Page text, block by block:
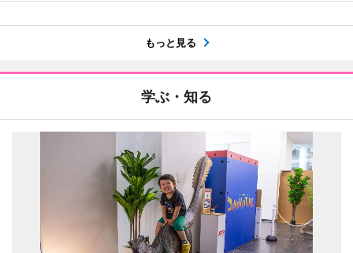
もっと見る
学ぶ・知る